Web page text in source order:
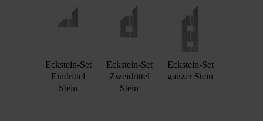
Eckstein-Set
Eindrittel
Stein
Eckstein-Set
Zweidrittel
Stein
Eckstein-Set
ganzer Stein